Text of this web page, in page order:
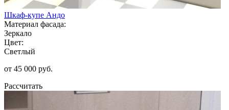
Шкаф-купе Андо
Материал фасада:
Зеркало
Цвет:
Светлый
от 45 000 руб.
Рассчитать